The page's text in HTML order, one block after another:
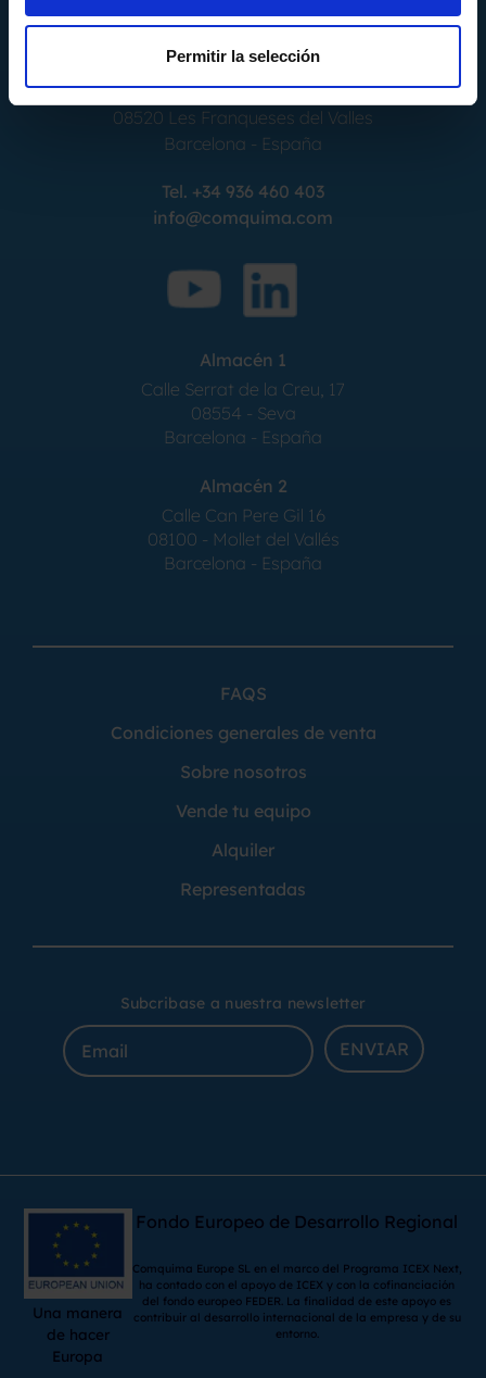
Permitir la selección
Calle Alemania, 32
08520
Les Franqueses del Valles
Barcelona - España
Tel. +34 936 460 403
info@comquima.com
Almacén 1
Calle Serrat de la Creu, 17
08554 - Seva
Barcelona - España
Almacén 2
Calle Can Pere Gil 16
08100 - Mollet del Vallés
Barcelona - España
FAQS
Condiciones generales de venta
Sobre nosotros
Vende tu equipo
Alquiler
Representadas
Subcribase a nuestra newsletter
ENVIAR
Una manera
de hacer
Europa
Fondo Europeo de Desarrollo Regional
Comquima Europe SL en el marco del Programa ICEX Next,
ha contado con el apoyo de ICEX y con la cofinanciación
del fondo europeo FEDER. La finalidad de este apoyo es
contribuir al desarrollo internacional de la empresa y de su
entorno.